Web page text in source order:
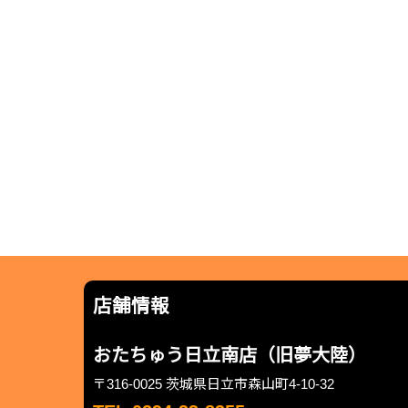
店舗情報
おたちゅう日立南店（旧夢大陸）
〒316-0025 茨城県日立市森山町4-10-32